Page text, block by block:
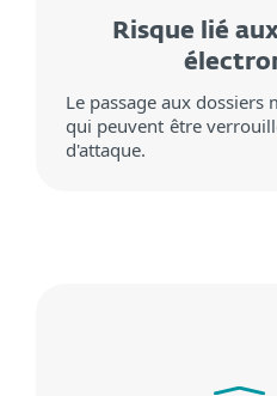
Risque lié
Le passage aux dossiers
qui peuvent être
d'attaque.